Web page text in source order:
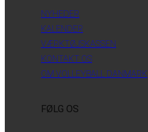
NYHEDER
KALENDER
VÆRKTØJSKASSEN
KONTAKT OS
OM VOLLEYBALL DANMARK
FØLG OS